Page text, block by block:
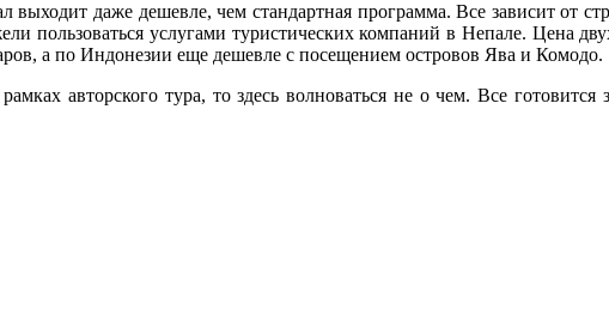
выходит даже дешевле, чем стандартная программа. Все зависит от
пользоваться услугами туристических компаний в Непале. Цена
а по Индонезии еще дешевле с посещением островов Ява и Комодо.
авторского тура, то здесь волноваться не о чем. Все готовится